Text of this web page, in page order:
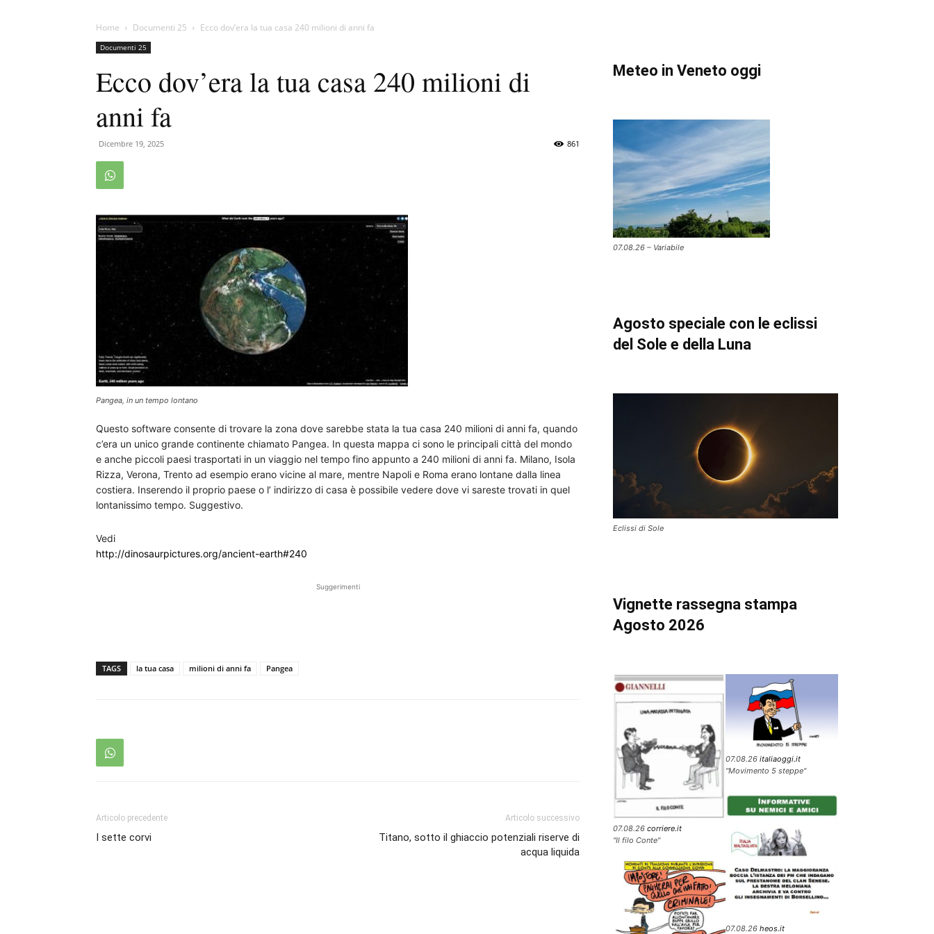
Home Documenti 25 Ecco dov’era la tua casa 240 milioni di anni fa
Documenti 25
Ecco dov’era la tua casa 240 milioni di
anni fa
Dicembre 19, 2025 861
Pangea, in un tempo lontano
Questo software consente di trovare la zona dove sarebbe stata la tua casa 240 milioni di anni fa, quando
c’era un unico grande continente chiamato Pangea. In questa mappa ci sono le principali città del mondo
e anche piccoli paesi trasportati in un viaggio nel tempo fino appunto a 240 milioni di anni fa. Milano, Isola
Rizza, Verona, Trento ad esempio erano vicine al mare, mentre Napoli e Roma erano lontane dalla linea
costiera. Inserendo il proprio paese o l’ indirizzo di casa è possibile vedere dove vi sareste trovati in quel
lontanissimo tempo. Suggestivo.
Vedi
http://dinosaurpictures.org/ancient-earth#240
Suggerimenti
TAGS la tua casa milioni di anni fa Pangea
Articolo precedente
I sette corvi
Articolo successivo
Titano, sotto il ghiaccio potenziali riserve di
acqua liquida
Meteo in Veneto oggi
07.08.26 – Variabile
Agosto speciale con le eclissi
del Sole e della Luna
Eclissi di Sole
Vignette rassegna stampa
Agosto 2026
07.08.26 corriere.it
"Il filo Conte"
07.08.26 italiaoggi.it
"Movimento 5 steppe"
07.08.26 heos.it